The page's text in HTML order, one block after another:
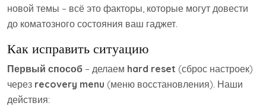
новой темы – всё это факторы, которые могут довести
до коматозного состояния ваш гаджет.
Как исправить ситуацию
Первый способ – делаем hard reset (сброс настроек)
через recovery menu (меню восстановления). Наши
действия: